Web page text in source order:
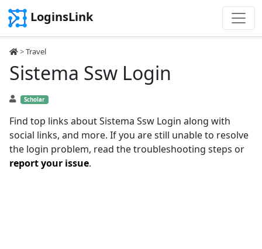
LoginsLink
>Travel
Sistema Ssw Login
Scholar
Find top links about Sistema Ssw Login along with
social links, and more. If you are still unable to resolve
the login problem, read the troubleshooting steps or
report your issue.